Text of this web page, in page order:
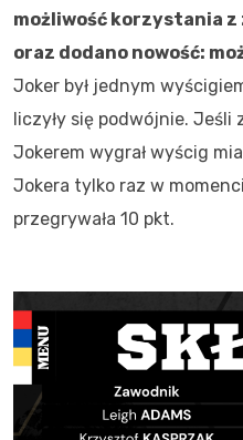
możliwość korzystania
oraz dodano nowość:
Joker był jednym
liczyły się podwójnie.
Jokerem wygrał wyścig
Jokera tylko raz w
przegrywała 10 pkt.